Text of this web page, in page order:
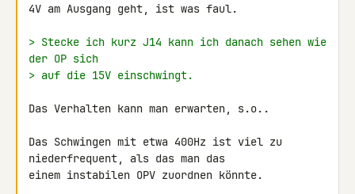
4V am Ausgang geht, ist was faul.
> Stecke ich kurz J14 kann ich danach sehen wie
der OP sich
> auf die 15V einschwingt.
Das Verhalten kann man erwarten, s.o..
Das Schwingen mit etwa 400Hz ist viel zu
niederfrequent, als das man das
einem instabilen OPV zuordnen könnte.